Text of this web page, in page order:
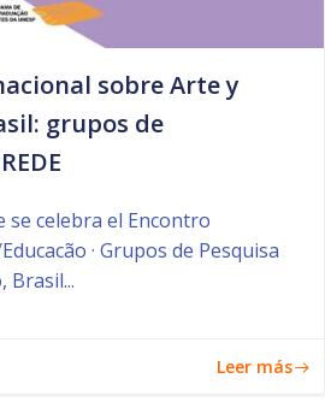
sobre Arte y
grupos de
se celebra el Encontro
· Grupos de Pesquisa
Brasil...
Leer más